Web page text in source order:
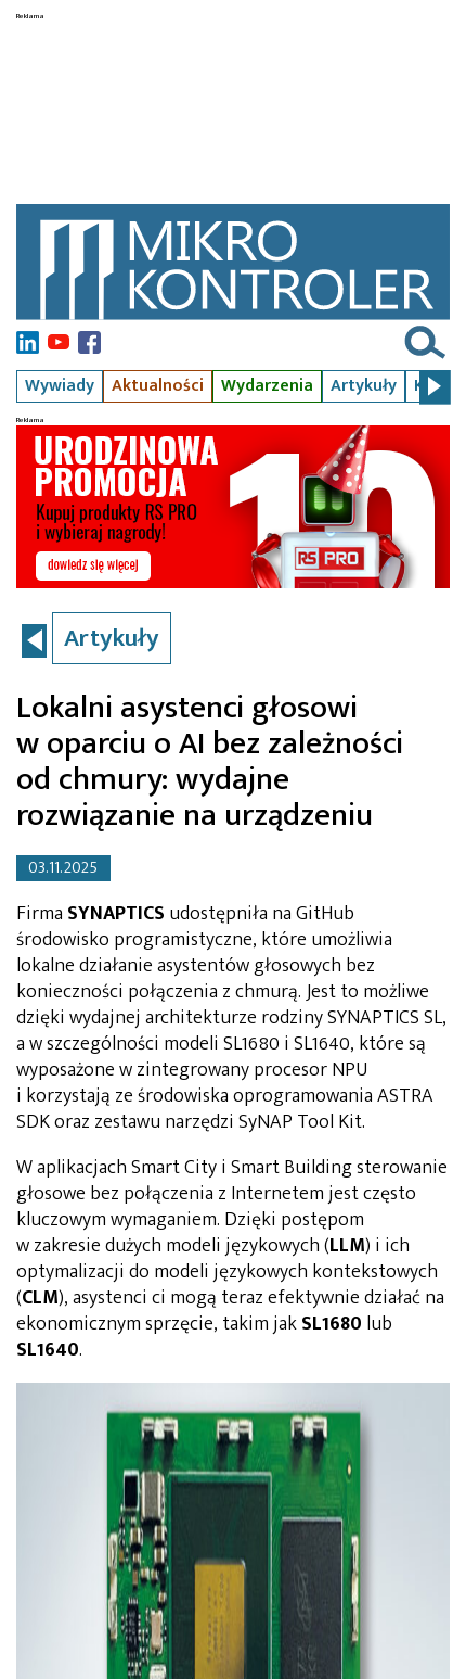
Wywiady Aktualności Wydarzenia Artykuły Kursy
Artykuły
Lokalni asystenci głosowi
w oparciu o AI bez zależności
od chmury: wydajne
rozwiązanie na urządzeniu
03.11.2025
Firma SYNAPTICS udostępniła na GitHub
środowisko programistyczne, które umożliwia
lokalne działanie asystentów głosowych bez
konieczności połączenia z chmurą. Jest to możliwe
dzięki wydajnej architekturze rodziny SYNAPTICS SL,
a w szczególności modeli SL1680 i SL1640, które są
wyposażone w zintegrowany procesor NPU
i korzystają ze środowiska oprogramowania ASTRA
SDK oraz zestawu narzędzi SyNAP Tool Kit.
W aplikacjach Smart City i Smart Building sterowanie
głosowe bez połączenia z Internetem jest często
kluczowym wymaganiem. Dzięki postępom
w zakresie dużych modeli językowych (LLM) i ich
optymalizacji do modeli językowych kontekstowych
(CLM), asystenci ci mogą teraz efektywnie działać na
ekonomicznym sprzęcie, takim jakSL1680 lub
SL1640.